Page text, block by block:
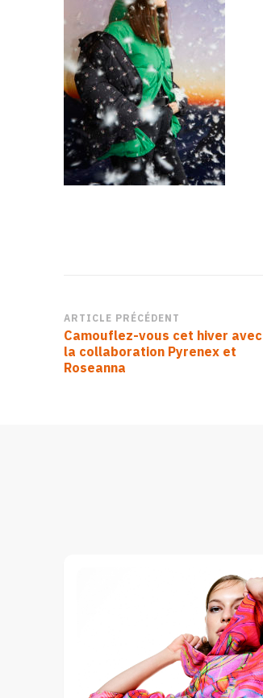
Navigation
d’article
ARTICLE PRÉCÉDENT
Camouflez-vous cet hiver avec
la collaboration Pyrenex et
Roseanna